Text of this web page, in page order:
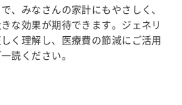
、みなさんの家計にもやさしく、
な効果が期待できます。ジェネリ
く理解し、医療費の節減にご活用
読ください。